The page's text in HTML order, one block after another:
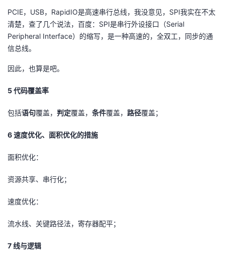
PCIE，USB，RapidIO是高速串行总线，我没意见，SPI我实在不太
清楚，查了几个说法，百度：SPI是串行外设接口（Serial
Peripheral Interface）的缩写，是一种高速的，全双工，同步的通
信总线。
因此，也算是吧。
5 代码覆盖率
包括语句覆盖， 判定覆盖， 条件覆盖， 路径覆盖；
6 速度优化、面积优化的措施
面积优化：
资源共享、串行化；
速度优化：
流水线、关键路径法，寄存器配平；
7 线与逻辑